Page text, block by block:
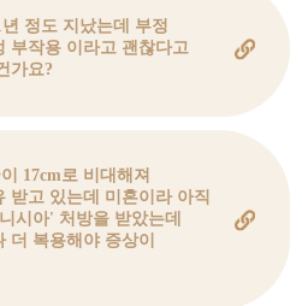
정도 지났는데 부정
부작용 이라고 괜찮다고
가요?
17cm로 비대해져
받고 있는데 미혼이라 아직
시아' 처방을 받았는데
더 복용해야 증상이